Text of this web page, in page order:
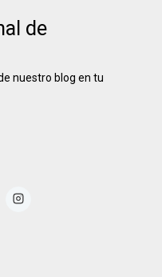
de
nuestro blog en tu